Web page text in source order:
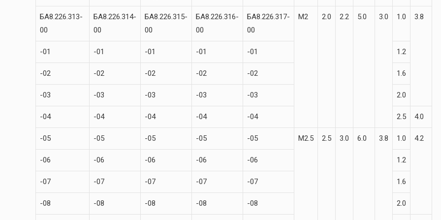
БА8.226.313-
00
БА8.226.314-
00
БА8.226.315-
00
БА8.226.316-
00
БА8.226.317-
00
М2 2.0 2.2 5.0 3.0 1.0 3.8
-01 -01 -01 -01 -01 1.2
-02 -02 -02 -02 -02 1.6
-03 -03 -03 -03 -03 2.0
-04 -04 -04 -04 -04 2.5 4.0
-05 -05 -05 -05 -05 М2.5 2.5 3.0 6.0 3.8 1.0 4.2
-06 -06 -06 -06 -06 1.2
-07 -07 -07 -07 -07 1.6
-08 -08 -08 -08 -08 2.0